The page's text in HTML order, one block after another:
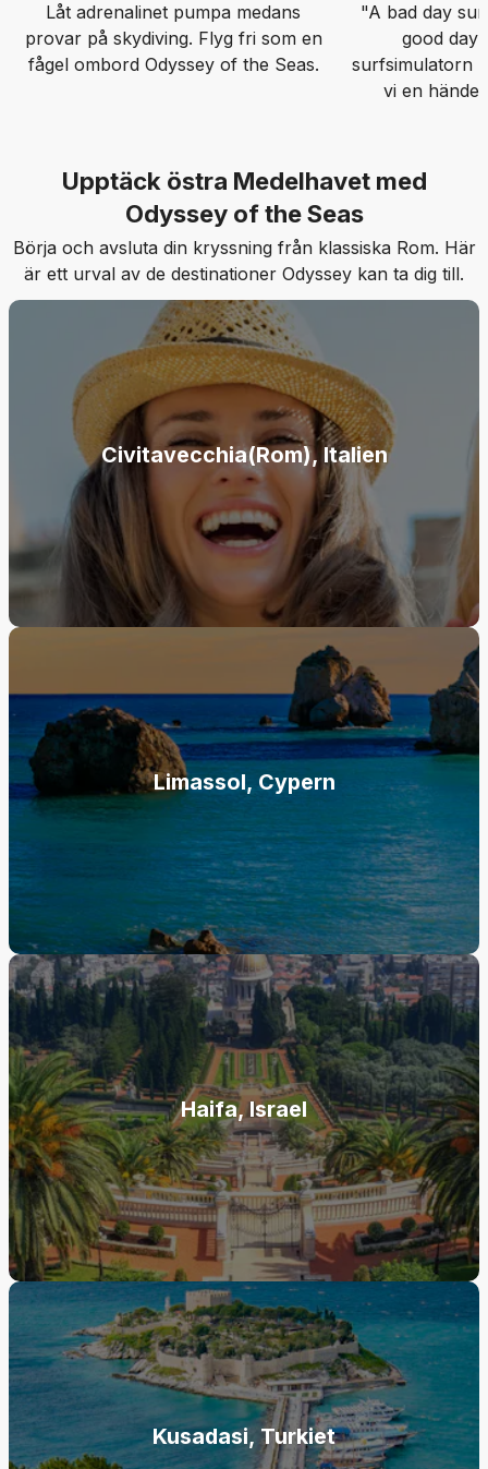
Låt adrenalinet pumpa medans
provar på skydiving. Flyg fri som en
fågel ombord Odyssey of the Seas.
"A bad day
good day
surfsimulatorn
vi en
Upptäck östra Medelhavet med
Odyssey of the Seas
Börja och avsluta din kryssning från klassiska Rom. Här
är ett urval av de destinationer Odyssey kan ta dig till.
Civitavecchia(Rom), Italien
Limassol, Cypern
Haifa, Israel
Kusadasi, Turkiet